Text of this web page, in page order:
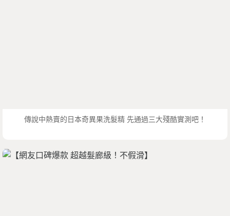
傳說中熱賣的日本奇異果洗髮精 先通過三大殘酷實測吧！